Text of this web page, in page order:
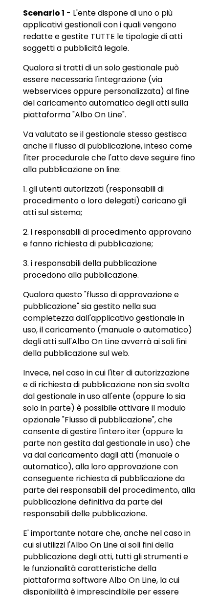
Scenario 1 - L'ente dispone di uno o più
applicativi gestionali con i quali vengono
redatte e gestite TUTTE le tipologie di atti
soggetti a pubblicità legale.
Qualora si tratti di un solo gestionale può
essere necessaria l'integrazione (via
webservices oppure personalizzata) al fine
del caricamento automatico degli atti sulla
piattaforma "Albo On Line".
Va valutato se il gestionale stesso gestisca
anche il flusso di pubblicazione, inteso come
l'iter procedurale che l'atto deve seguire fino
alla pubblicazione on line:
1. gli utenti autorizzati (responsabili di
procedimento o loro delegati) caricano gli
atti sul sistema;
2. i responsabili di procedimento approvano
e fanno richiesta di pubblicazione;
3. i responsabili della pubblicazione
procedono alla pubblicazione.
Qualora questo "flusso di approvazione e
pubblicazione" sia gestito nella sua
completezza dall'applicativo gestionale in
uso, il caricamento (manuale o automatico)
degli atti sull'Albo On Line avverrà ai soli fini
della pubblicazione sul web.
Invece, nel caso in cui l'iter di autorizzazione
e di richiesta di pubblicazione non sia svolto
dal gestionale in uso all'ente (oppure lo sia
solo in parte) è possibile attivare il modulo
opzionale "Flusso di pubblicazione", che
consente di gestire l'intero iter (oppure la
parte non gestita dal gestionale in uso) che
va dal caricamento dagli atti (manuale o
automatico), alla loro approvazione con
conseguente richiesta di pubblicazione da
parte dei responsabili del procedimento, alla
pubblicazione definitiva da parte dei
responsabili delle pubblicazione.
E' importante notare che, anche nel caso in
cui si utilizzi l'Albo On Line ai soli fini della
pubblicazione degli atti, tutti gli strumenti e
le funzionalità caratteristiche della
piattaforma software Albo On Line, la cui
disponibilità è imprescindibile per essere